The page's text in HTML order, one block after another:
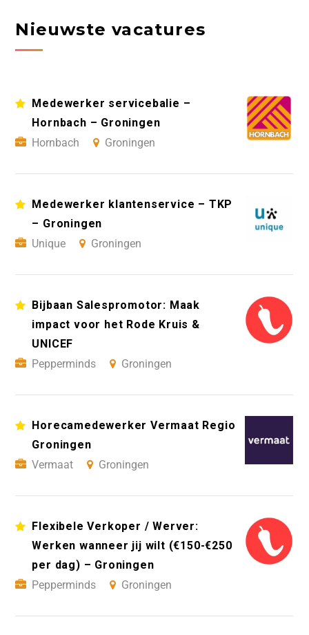
Nieuwste vacatures
Medewerker servicebalie –
Hornbach – Groningen
Hornbach
Groningen
Medewerker klantenservice – TKP
– Groningen
Unique
Groningen
Bijbaan Salespromotor: Maak
impact voor het Rode Kruis &
UNICEF
Pepperminds
Groningen
Horecamedewerker Vermaat Regio
Groningen
Vermaat
Groningen
Flexibele Verkoper / Werver:
Werken wanneer jij wilt (€150-€250
per dag) – Groningen
Pepperminds
Groningen